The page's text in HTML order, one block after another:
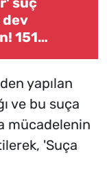
151
yapılan
ve bu suça
mücadelenin
'Suça